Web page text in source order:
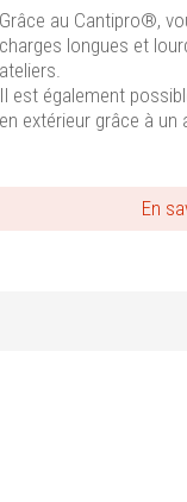
Grâce au Cantipro®,
charges longues et
ateliers.
Il est également
en extérieur grâce à un
En